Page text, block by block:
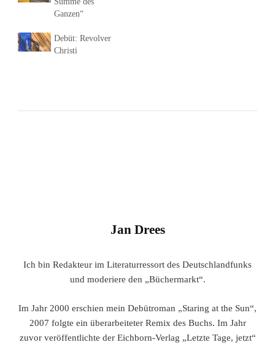
Ganzen“
Debüt: Revolver
Christi
Jan Drees
Ich bin Redakteur im Literaturressort des Deutschlandfunks
und moderiere den „Büchermarkt“.
Im Jahr 2000 erschien mein Debütroman „Staring at the Sun“,
2007 folgte ein überarbeiteter Remix des Buchs. Im Jahr
zuvor veröffentlichte der Eichborn-Verlag „Letzte Tage, jetzt“